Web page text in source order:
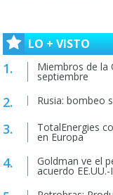
LO + VISTO
Miembros de la
septiembre
Rusia: bombeo
TotalEnergies
en Europa
Goldman ve el
acuerdo EE.UU.-